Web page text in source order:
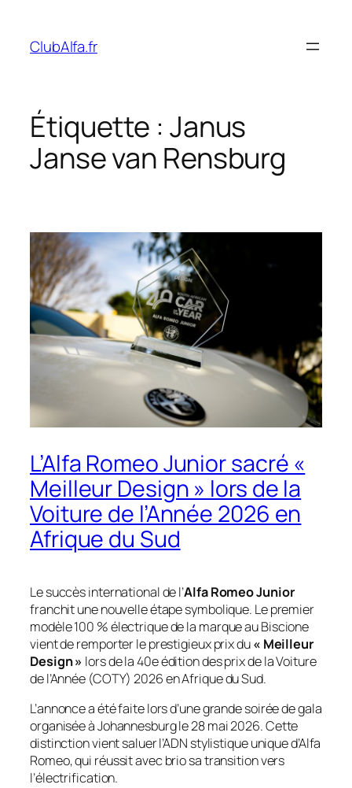
contenu
ClubAlfa.fr
Étiquette : Janus
Janse van Rensburg
L’Alfa Romeo Junior sacré «
Meilleur Design » lors de la
Voiture de l’Année 2026 en
Afrique du Sud
Le succès international de l’Alfa Romeo Junior
franchit une nouvelle étape symbolique. Le premier
modèle 100 % électrique de la marque au Biscione
vient de remporter le prestigieux prix du« Meilleur
Design » lors de la 40e édition des prix de la Voiture
de l’Année (COTY) 2026 en Afrique du Sud.
L’annonce a été faite lors d’une grande soirée de gala
organisée à Johannesburg le 28 mai 2026. Cette
distinction vient saluer l’ADN stylistique unique d’Alfa
Romeo, qui réussit avec brio sa transition vers
l’électrification.